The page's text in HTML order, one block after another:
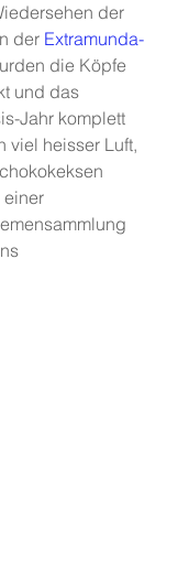
der
der Extramunda-
die Köpfe
und das
Jahr komplett
viel heisser Luft,
einer